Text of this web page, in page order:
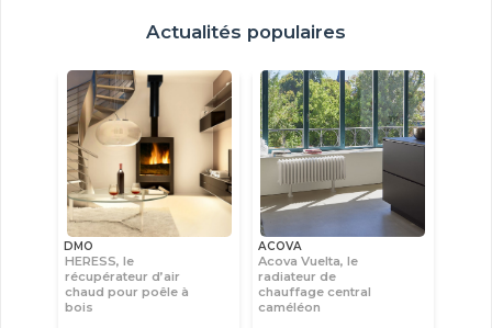
Actualités populaires
DMO
HERESS, le
récupérateur d’air
chaud pour poêle à
bois
ACOVA
Acova Vuelta, le
radiateur de
chauffage central
caméléon